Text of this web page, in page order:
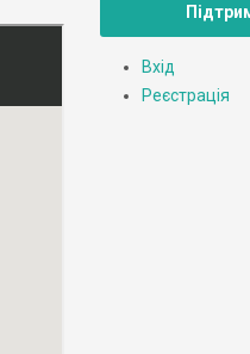
Вхід
Реєстрація